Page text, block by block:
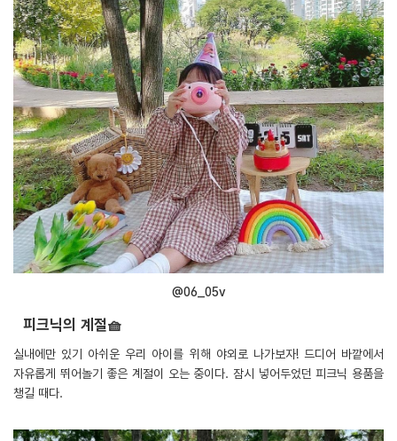
@06_05v
피크닉의 계절🧺
실내에만 있기 아쉬운 우리 아이를 위해 야외로 나가보자! 드디어 바깥에서
자유롭게 뛰어놀기 좋은 계절이 오는 중이다. 잠시 넣어두었던 피크닉 용품을
챙길 때다.